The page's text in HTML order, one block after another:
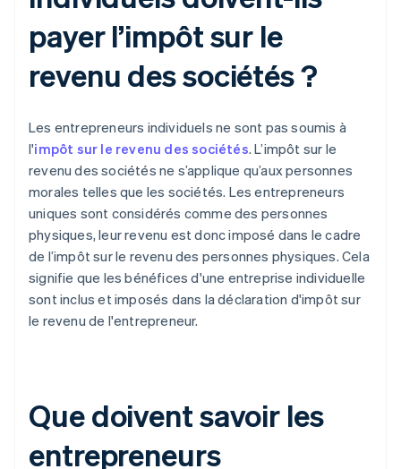
payer l’impôt sur le
revenu des sociétés ?
Les entrepreneurs individuels ne sont pas soumis à
l'impôt sur le revenu des sociétés. L’impôt sur le
revenu des sociétés ne s’applique qu’aux personnes
morales telles que les sociétés. Les entrepreneurs
uniques sont considérés comme des personnes
physiques, leur revenu est donc imposé dans le cadre
de l’impôt sur le revenu des personnes physiques. Cela
signifie que les bénéfices d'une entreprise individuelle
sont inclus et imposés dans la déclaration d'impôt sur
le revenu de l'entrepreneur.
Que doivent savoir les
entrepreneurs